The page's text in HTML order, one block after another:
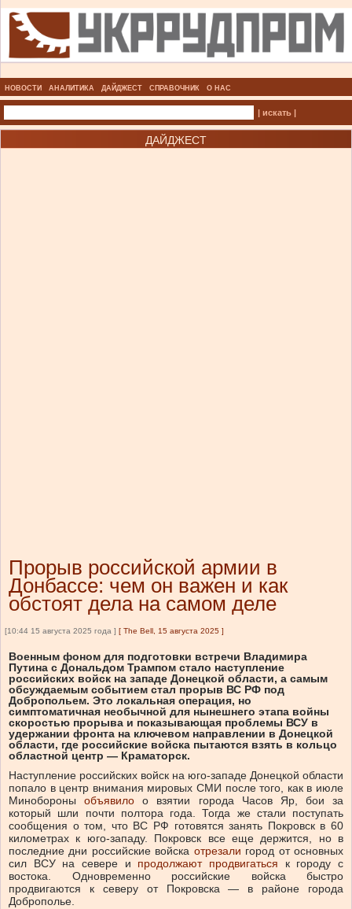
НОВОСТИ АНАЛИТИКА ДАЙДЖЕСТ СПРАВОЧНИК О НАС
| искать |
ДАЙДЖЕСТ
Прорыв российской армии в
Донбассе: чем он важен и как
обстоят дела на самом деле
[10:44 15 августа 2025 года ] [ The Bell, 15 августа 2025 ]
Военным фоном для подготовки встречи Владимира
Путина с Дональдом Трампом стало наступление
российских войск на западе Донецкой области, а самым
обсуждаемым событием стал прорыв ВС РФ под
Добропольем. Это локальная операция, но
симптоматичная необычной для нынешнего этапа войны
скоростью прорыва и показывающая проблемы ВСУ в
удержании фронта на ключевом направлении в Донецкой
области, где российские войска пытаются взять в кольцо
областной центр — Краматорск.
Наступление российских войск на юго-западе Донецкой области
попало в центр внимания мировых СМИ после того, как в июле
Минобороныобъявило о взятии города Часов Яр, бои за
который шли почти полтора года. Тогда же стали поступать
сообщения о том, что ВС РФ готовятся занять Покровск в 60
километрах к юго-западу. Покровск все еще держится, но в
последние дни российские войска отрезали город от основных
сил ВСУ на севере и продолжают продвигаться к городу с
востока. Одновременно российские войска быстро
продвигаются к северу от Покровска — в районе города
Доброполье.